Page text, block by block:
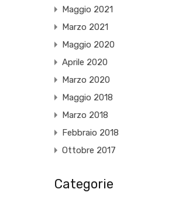
Maggio 2021
Marzo 2021
Maggio 2020
Aprile 2020
Marzo 2020
Maggio 2018
Marzo 2018
Febbraio 2018
Ottobre 2017
Categorie